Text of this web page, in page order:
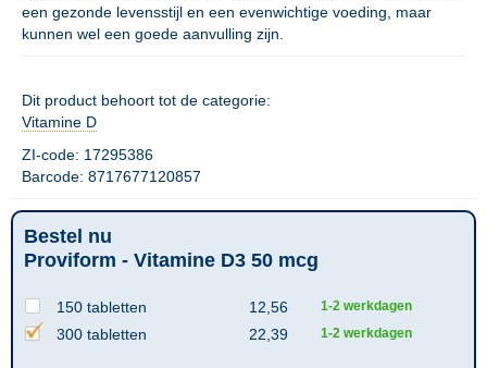
een gezonde levensstijl en een evenwichtige voeding, maar
kunnen wel een goede aanvulling zijn.
Dit product behoort tot de categorie:
Vitamine D
ZI-code: 17295386
Barcode: 8717677120857
Bestel nu
Proviform - Vitamine D3 50 mcg
150 tabletten 12,56 1-2 werkdagen
300 tabletten 22,39 1-2 werkdagen